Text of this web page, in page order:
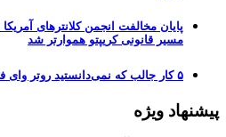
مسیر قانونی کریپتو هموارتر شد
۵ کار جالب که نمی‌دانستید روتر وای فای شما می‌تواند انجام دهد
پیشنهاد ویژه